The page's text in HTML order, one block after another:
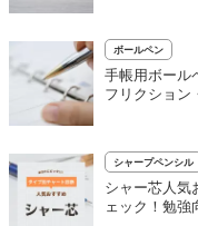
ボールペン
手帳用ボール
フリクション
シャープペンシル
シャー芯人気
ェック！勉強